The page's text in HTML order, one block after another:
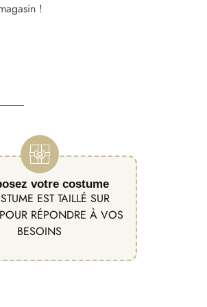
!
votre costume
EST TAILLÉ SUR
RÉPONDRE À VOS
BESOINS